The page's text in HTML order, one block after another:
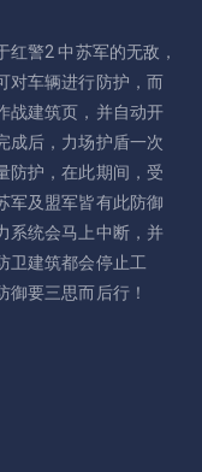
警2 中苏军的无敌，
对车辆进行防护，而
战建筑页，并自动开
成后，力场护盾一次
防护，在此期间，受
军及盟军皆有此防御
系统会马上中断，并
卫建筑都会停止工
要三思而后行！